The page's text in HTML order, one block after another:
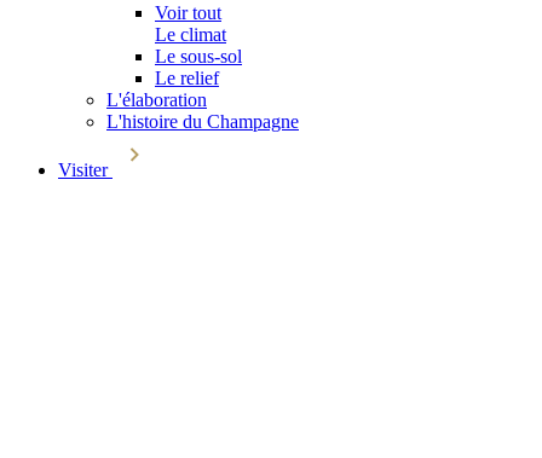
Voir tout
Le climat
Le sous-sol
Le relief
L'élaboration
L'histoire du Champagne
Visiter